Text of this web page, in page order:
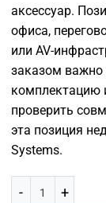
аксессуар.
офиса,
или AV-
заказом важно
комплектацию
проверить
эта позиция
Systems.